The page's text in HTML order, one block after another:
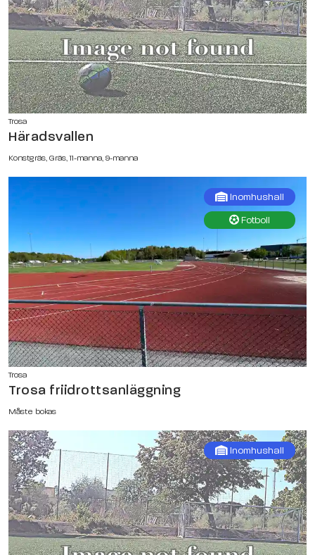
Trosa
Häradsvallen
Konstgräs, Gräs, 11-manna, 9-manna
Inomhushall
Fotboll
Trosa
Trosa friidrottsanläggning
Måste bokas
Inomhushall